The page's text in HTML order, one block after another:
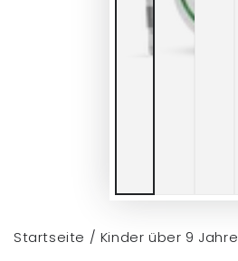
Startseite / Kinder über 9 Jahre